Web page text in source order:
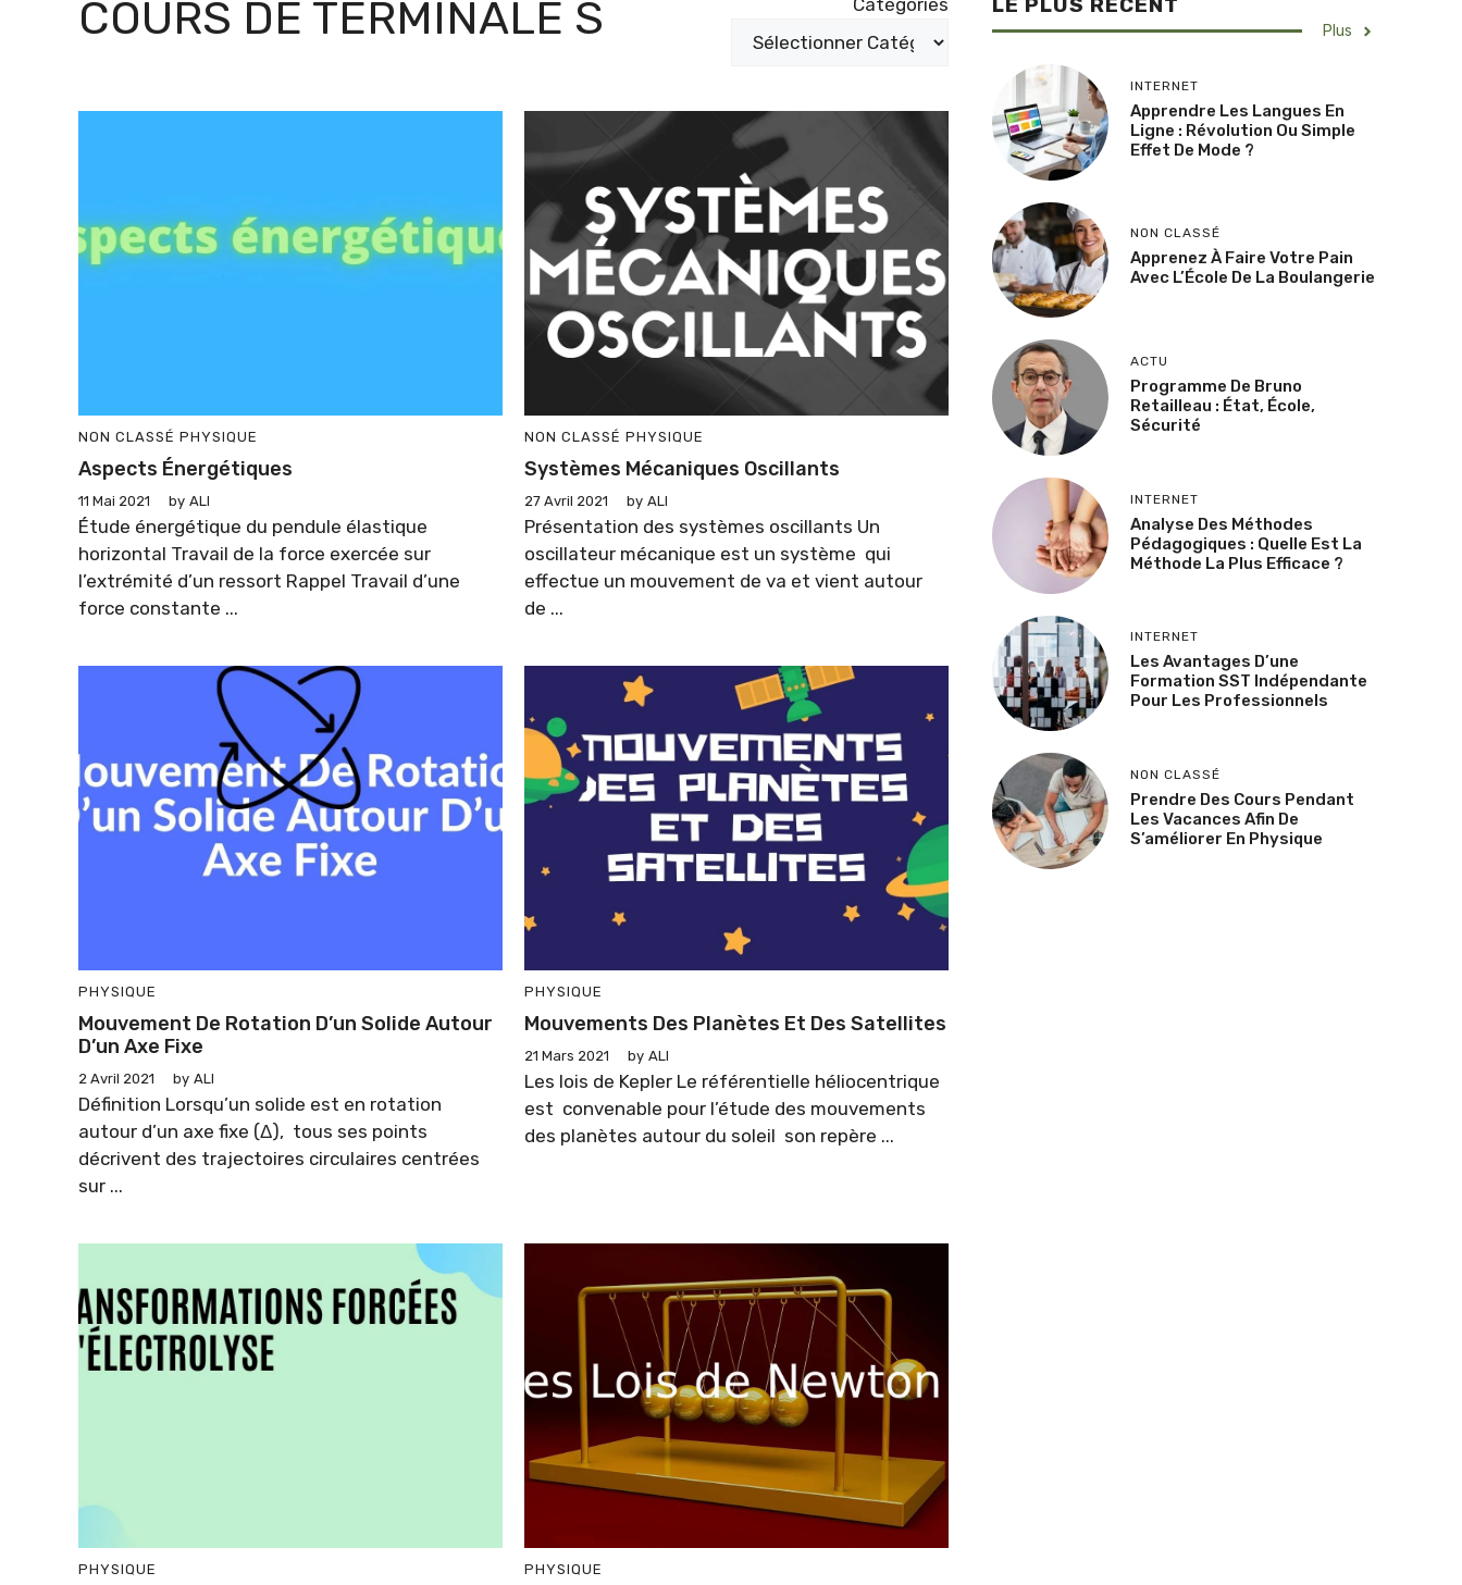
COURS DE TERMINALE S Catégories
NON CLASSÉ PHYSIQUE
Aspects Énergétiques
11 Mai 2021 by ALI
Étude énergétique du pendule élastique
horizontal Travail de la force exercée sur
l’extrémité d’un ressort Rappel Travail d’une
force constante ...
NON CLASSÉ PHYSIQUE
Systèmes Mécaniques Oscillants
27 Avril 2021 by ALI
Présentation des systèmes oscillants Un
oscillateur mécanique est un système qui
effectue un mouvement de va et vient autour
de ...
PHYSIQUE
Mouvement De Rotation D’un Solide Autour
D’un Axe Fixe
2 Avril 2021 by ALI
Définition Lorsqu’un solide est en rotation
autour d’un axe fixe (Δ), tous ses points
décrivent des trajectoires circulaires centrées
sur ...
PHYSIQUE
Mouvements Des Planètes Et Des Satellites
21 Mars 2021 by ALI
Les lois de Kepler Le référentielle héliocentrique
est convenable pour l’étude des mouvements
des planètes autour du soleil son repère ...
PHYSIQUE PHYSIQUE
Plus
INTERNET
Apprendre Les Langues En
Ligne : Révolution Ou Simple
Effet De Mode ?
NON CLASSÉ
Apprenez À Faire Votre Pain
Avec L’École De La Boulangerie
ACTU
Programme De Bruno
Retailleau : État, École,
Sécurité
INTERNET
Analyse Des Méthodes
Pédagogiques : Quelle Est La
Méthode La Plus Efficace ?
INTERNET
Les Avantages D’une
Formation SST Indépendante
Pour Les Professionnels
NON CLASSÉ
Prendre Des Cours Pendant
Les Vacances Afin De
S’améliorer En Physique